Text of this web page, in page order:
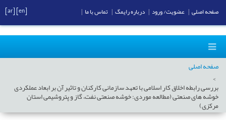
صفحه اصلی
بررسی رابطه اخلاق کار اسلامی با تعهد سازمانی کارکنان و تاثیر آن بر ابعاد عملکردی
خوشه های صنعتی (مطالعه موردی: خوشه صنعتی نفت، گاز و پتروشیمی استان
مرکزی)
صفحه اصلی عضویت/ ورود درباره رایمگ تماس با ما [ar]